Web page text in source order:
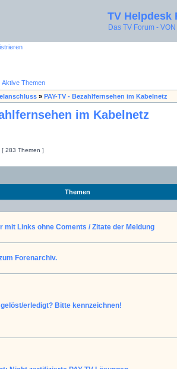
TV Helpdesk
Das TV Forum -
Aktive Themen
» PAY-TV - Bezahlfernsehen im Kabelnetz
im Kabelnetz
[ 283 Themen ]
Themen
mit Links ohne Coments / Zitate der Meldung
Forenarchiv.
erledigt? Bitte kennzeichnen!